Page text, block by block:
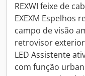
REXWI feixe de
EXEXM Espelhos
campo de visão
retrovisor exterior
LED Assistente
com função